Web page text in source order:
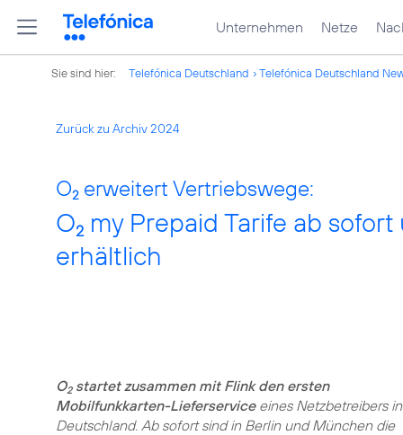
Unternehmen Netze
Sie sind hier: Telefónica Deutschland Telefónica Deutschland
Zurück zu Archiv 2024
O2 erweitert Vertriebswege:
O2 my Prepaid Tarife ab
erhältlich
O2startet zusammen mit Flink den ersten
Mobilfunkkarten-Lieferserviceeines Netzbetreibers in
Deutschland. Ab sofort sind in Berlin und München die